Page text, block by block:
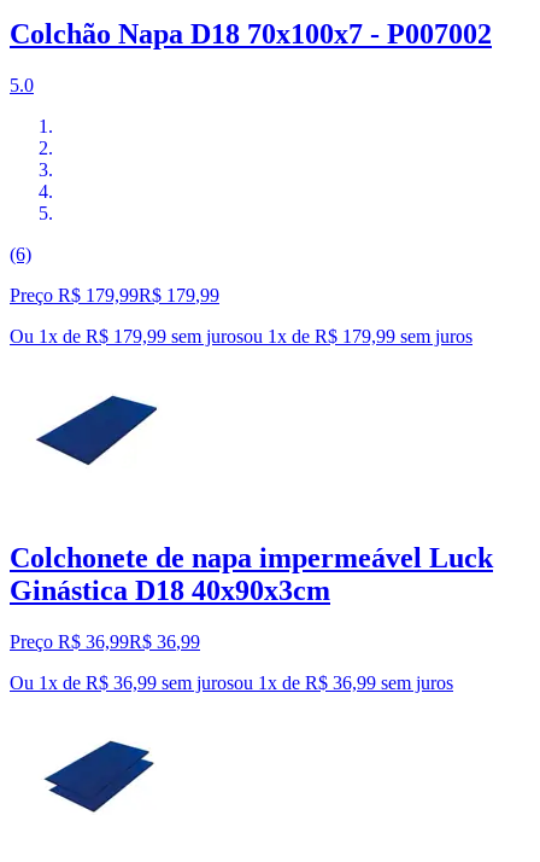
Colchão Napa D18 70x100x7 - P007002
5.0
(6)
Preço R$ 179,99R$ 179,99
Ou 1x de R$ 179,99 sem jurosou 1x de R$ 179,99 sem juros
Colchonete de napa impermeável Luck
Ginástica D18 40x90x3cm
Preço R$ 36,99R$ 36,99
Ou 1x de R$ 36,99 sem jurosou 1x de R$ 36,99 sem juros